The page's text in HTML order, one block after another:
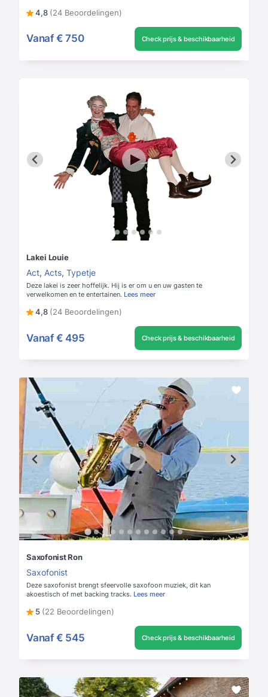
4,8 (24 Beoordelingen)
Vanaf € 750 Check prijs & beschikbaarheid
Lakei Louie
Act, Acts, Typetje
Deze lakei is zeer hoffelijk. Hij is er om u en uw gasten te
verwelkomen en te entertainen. Lees meer
4,8 (24 Beoordelingen)
Vanaf € 495 Check prijs & beschikbaarheid
Saxofonist Ron
Saxofonist
Deze saxofonist brengt sfeervolle saxofoon muziek, dit kan
akoestisch of met backing tracks. Lees meer
5 (22 Beoordelingen)
Vanaf € 545 Check prijs & beschikbaarheid